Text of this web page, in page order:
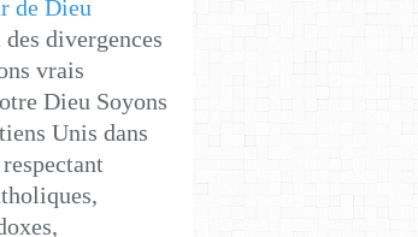
divergences
vrais
Dieu Soyons
Unis dans